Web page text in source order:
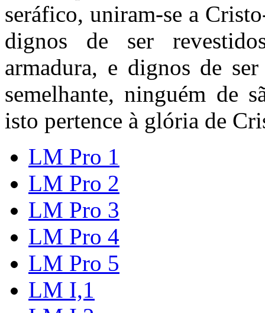
seráfico, uniram-se a
dignos de ser
armadura, e dignos de
semelhante, ninguém de
isto pertence à glória de
LM Pro 1
LM Pro 2
LM Pro 3
LM Pro 4
LM Pro 5
LM I,1